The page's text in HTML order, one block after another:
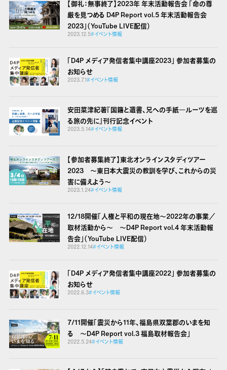
【御礼：無事終了】2023年 年末活動報告会 「命の尊
厳を見つめる D4P Report vol.5 年末活動報告会
2023」（YouTube LIVE配信）
2023.12.5#イベント情報
「D4P メディア発信者集中講座2023」 参加者募集の
お知らせ
2023.7.1#イベント情報
安田菜津紀著『国籍と遺書、兄への手紙―ルーツを巡
る旅の先に』刊行記念イベント
2023.5.14#イベント情報
【参加者募集終了】東北オンラインスタディツアー
2023 ～東日本大震災の教訓を学び、これからの災
害に備えよう～
2023.1.24#イベント情報
12/18開催「人権と平和の現在地～2022年の事業／
取材活動から～ ～D4P Report vol.4 年末活動報
告会」（YouTube LIVE配信）
2022.12.14#イベント情報
「D4P メディア発信者集中講座2022」 参加者募集の
お知らせ
2022.6.3#イベント情報
7/11開催「震災から11年、福島県双葉郡のいまを知
る ～D4P Report vol.3 福島取材報告会」
2022.5.24#イベント情報